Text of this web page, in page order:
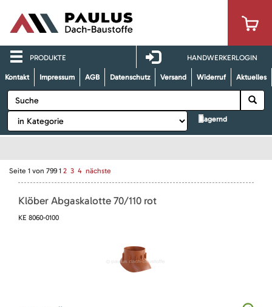
PRODUKTE HANDWERKERLOGIN
Kontakt Impressum AGB Datenschutz Versand Widerruf Aktuelles
lagernd
Seite 1 von 799 1 2 3 4 nächste
Klöber Abgaskalotte 70/110 rot
KE 8060-0100